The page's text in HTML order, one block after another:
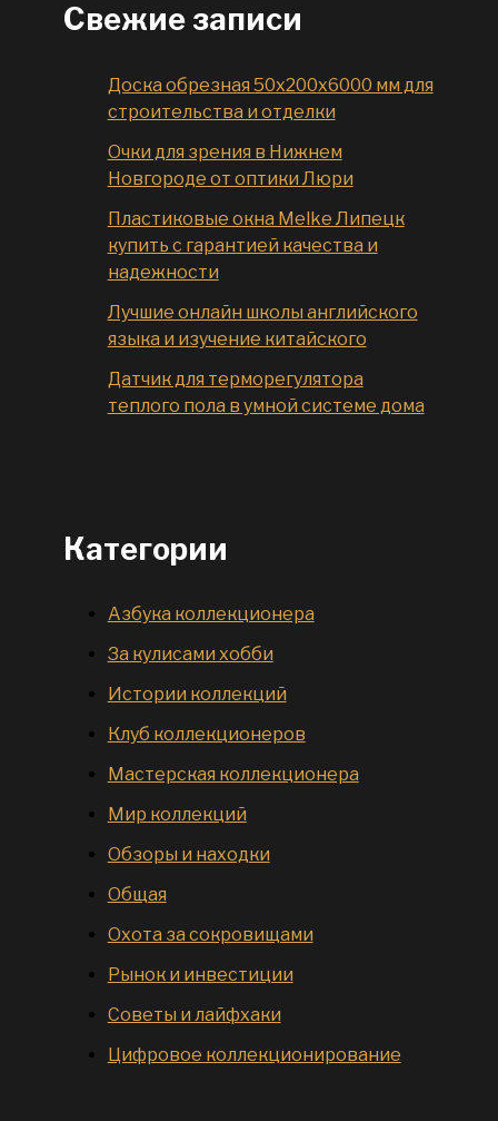
Свежие записи
Доска обрезная 50x200x6000 мм для
строительства и отделки
Очки для зрения в Нижнем
Новгороде от оптики Люри
Пластиковые окна Melke Липецк
купить с гарантией качества и
надежности
Лучшие онлайн школы английского
языка и изучение китайского
Датчик для терморегулятора
теплого пола в умной системе дома
Категории
Азбука коллекционера
За кулисами хобби
Истории коллекций
Клуб коллекционеров
Мастерская коллекционера
Мир коллекций
Обзоры и находки
Общая
Охота за сокровищами
Рынок и инвестиции
Советы и лайфхаки
Цифровое коллекционирование